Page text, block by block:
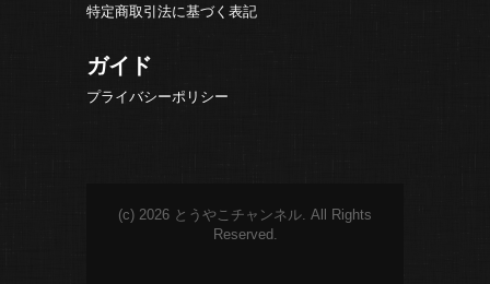
特定商取引法に基づく表記
ガイド
プライバシーポリシー
(c) 2026 とうやこチャンネル. All Rights
Reserved.